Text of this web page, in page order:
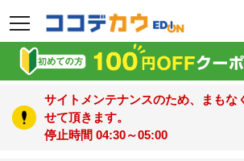
メニュー
サイトメンテナンスのため、まもな
せて頂きます。
停止時間 04:30～05:00